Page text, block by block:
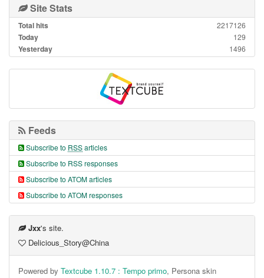
Site Stats
Total hits 2217126
Today 129
Yesterday 1496
Feeds
Subscribe to RSSarticles
Subscribe to RSS responses
Subscribe to ATOM articles
Subscribe to ATOM responses
Jxx's site.
Delicious_Story@China
Powered by Textcube 1.10.7 : Tempo primo, Persona skin